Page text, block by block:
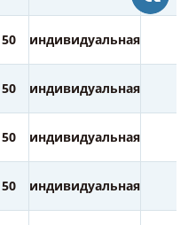
50 индивидуальная
50 индивидуальная
50 индивидуальная
50 индивидуальная